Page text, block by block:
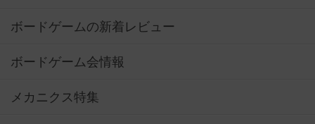
ボードゲームの新着レビュー
ボードゲーム会情報
メカニクス特集